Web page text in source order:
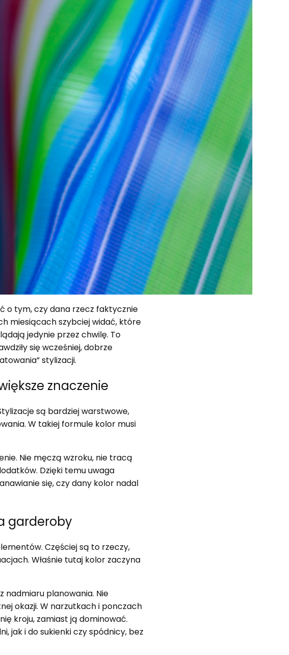
o tym, czy dana rzecz faktycznie
miesiącach szybciej widać, które
jedynie przez chwilę. To
się wcześniej, dobrze
stylizacji.
znaczenie
są bardziej warstwowe,
W takiej formule kolor musi
Nie męczą wzroku, nie tracą
Dzięki temu uwaga
się, czy dany kolor nadal
garderoby
Częściej są to rzeczy,
Właśnie tutaj kolor zaczyna
nadmiaru planowania. Nie
okazji. W narzutkach i ponczach
kroju, zamiast ją dominować.
jak i do sukienki czy spódnicy, bez